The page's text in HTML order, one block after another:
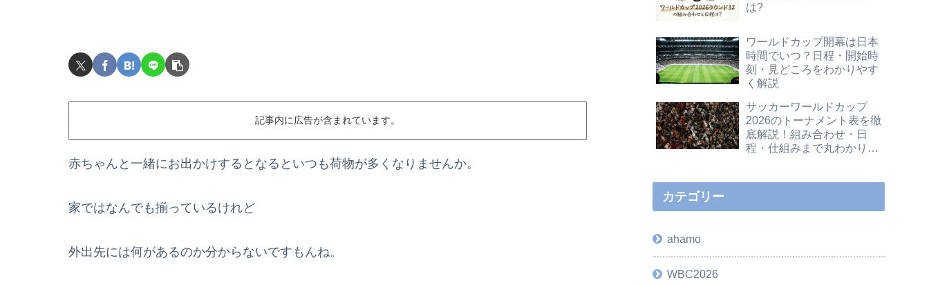
記事内に広告が含まれています。
赤ちゃんと一緒にお出かけするとなるといつも荷物が多くなりませんか。
家ではなんでも揃っているけれど
外出先には何があるのか分からないですもんね。
は?
ワールドカップ開幕は日本
時間でいつ？日程・開始時
刻・見どころをわかりやす
く解説
サッカーワールドカップ
2026のトーナメント表を徹
底解説！組み合わせ・日
程・仕組みまで丸わかりガ
カテゴリー
ahamo
WBC2026